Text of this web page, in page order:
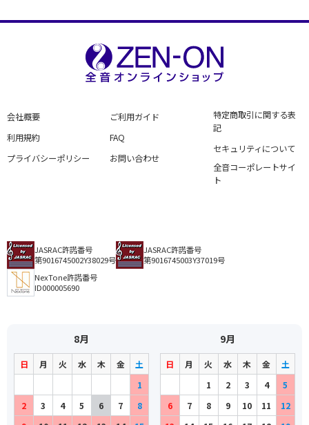
会社概要
利用規約
プライバシーポリシー
ご利用ガイド
FAQ
お問い合わせ
特定商取引に関する表
記
セキュリティについて
全音コーポレートサイ
ト
JASRAC許諾番号
第9016745002Y38029号
JASRAC許諾番号
第9016745003Y37019号
NexTone許諾番号
ID000005690
8月
日 月 火 水 木 金
土
1
2
3 4 5 6 7
8
9月
日 月 火 水 木 金
土
1
2 3 4
5
6
7 8 9 10 11
12